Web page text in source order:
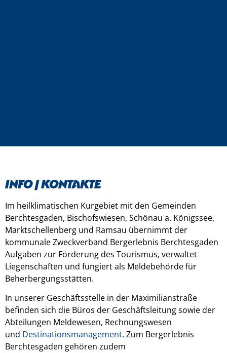
Info | kontakte
Im heilklimatischen Kurgebiet mit den Gemeinden
Berchtesgaden, Bischofswiesen, Schönau a. Königssee,
Marktschellenberg und Ramsau übernimmt der
kommunale Zweckverband Bergerlebnis Berchtesgaden
Aufgaben zur Förderung des Tourismus, verwaltet
Liegenschaften und fungiert als Meldebehörde für
Beherbergungsstätten.
In unserer Geschäftsstelle in der Maximilianstraße
befinden sich die Büros der Geschäftsleitung sowie der
Abteilungen Meldewesen, Rechnungswesen
und Destinationsmanagement. Zum Bergerlebnis
Berchtesgaden gehören zudem